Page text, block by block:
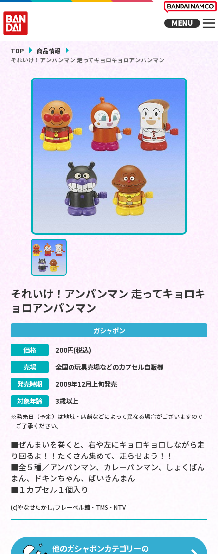
TOP
商品情報
それいけ！アンパンマン 走ってキョロキョロアンパンマン
それいけ！アンパンマン 走ってキョロキ
ョロアンパンマン
ガシャポン
価格 200円(税込)
売場
全国の玩具売場などのカプセル自販機
発売時期
2009年12月上旬発売
対象年齢
3歳以上
※発売日（予定）は地域・店舗などによって異なる場合がございますので
ご了承ください。
■ぜんまいを巻くと、右や左にキョロキョロしながら走
り回るよ！！たくさん集めて、走らせよう！！
■全５種／アンパンマン、カレーパンマン、しょくぱん
まん、ドキンちゃん、ばいきんまん
■１カプセル１個入り
(c)やなせたかし/フレーベル館・TMS・NTV